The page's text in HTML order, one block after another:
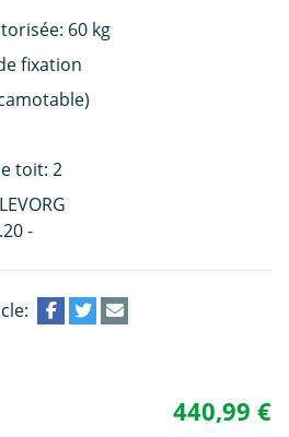
60 kg
fixation
toit: 2
-
440,99 €